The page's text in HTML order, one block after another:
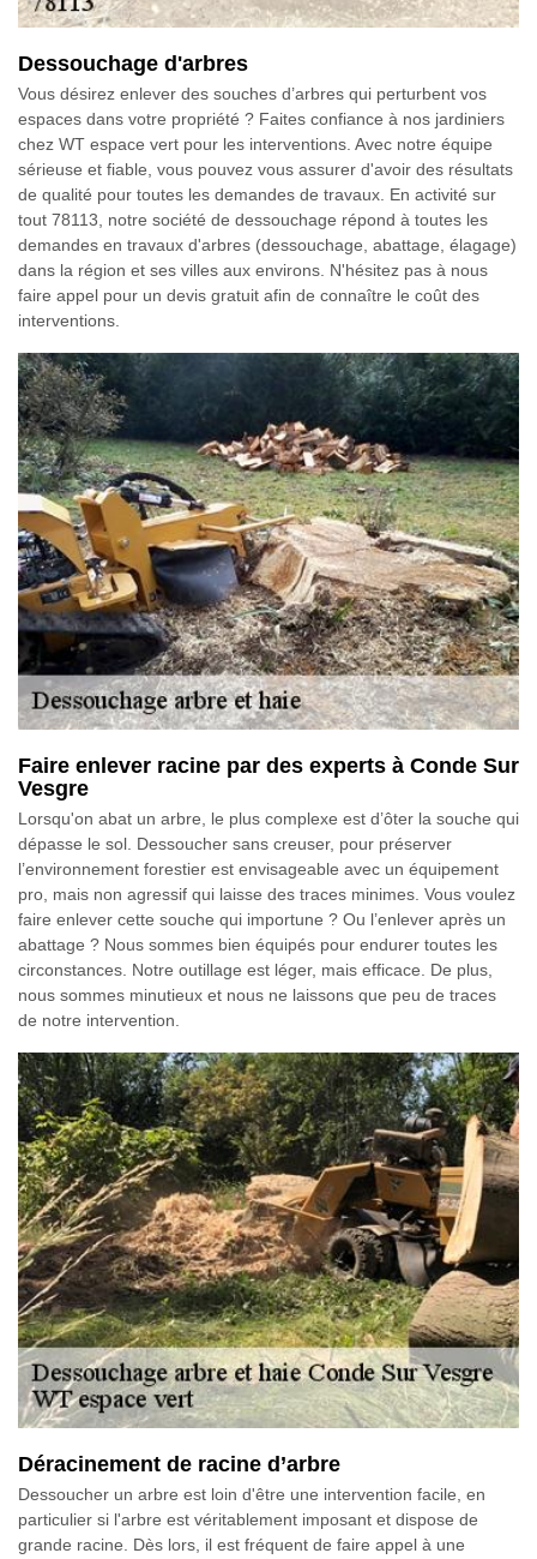
Dessouchage d'arbres
Vous désirez enlever des souches d’arbres qui perturbent vos
espaces dans votre propriété ? Faites confiance à nos jardiniers
chez WT espace vert pour les interventions. Avec notre équipe
sérieuse et fiable, vous pouvez vous assurer d'avoir des résultats
de qualité pour toutes les demandes de travaux. En activité sur
tout 78113, notre société de dessouchage répond à toutes les
demandes en travaux d'arbres (dessouchage, abattage, élagage)
dans la région et ses villes aux environs. N'hésitez pas à nous
faire appel pour un devis gratuit afin de connaître le coût des
interventions.
Faire enlever racine par des experts à Conde Sur
Vesgre
Lorsqu'on abat un arbre, le plus complexe est d’ôter la souche qui
dépasse le sol. Dessoucher sans creuser, pour préserver
l’environnement forestier est envisageable avec un équipement
pro, mais non agressif qui laisse des traces minimes. Vous voulez
faire enlever cette souche qui importune ? Ou l’enlever après un
abattage ? Nous sommes bien équipés pour endurer toutes les
circonstances. Notre outillage est léger, mais efficace. De plus,
nous sommes minutieux et nous ne laissons que peu de traces
de notre intervention.
Déracinement de racine d’arbre
Dessoucher un arbre est loin d'être une intervention facile, en
particulier si l'arbre est véritablement imposant et dispose de
grande racine. Dès lors, il est fréquent de faire appel à une